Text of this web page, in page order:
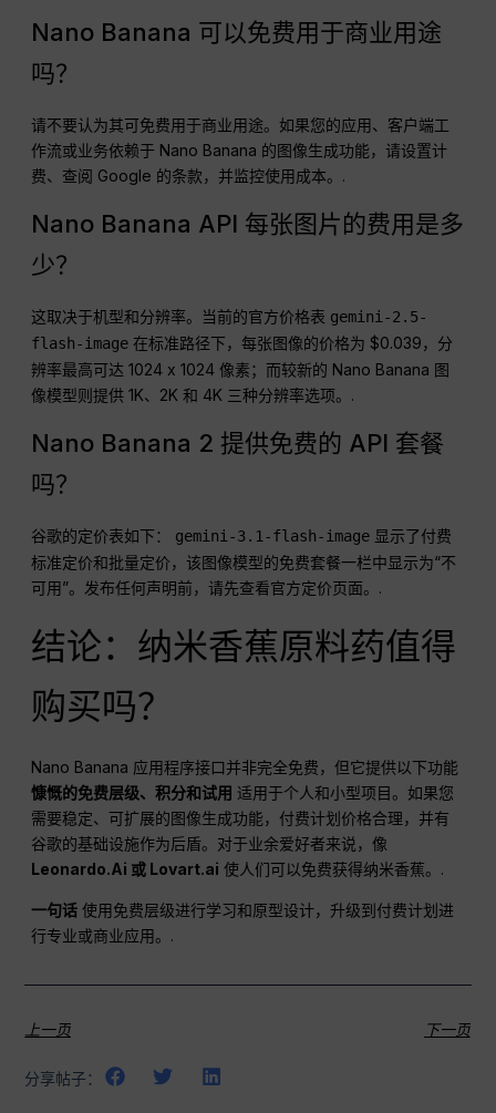
Nano Banana 可以免费用于商业用途
吗？
请不要认为其可免费用于商业用途。如果您的应用、客户端工
作流或业务依赖于 Nano Banana 的图像生成功能，请设置计
费、查阅 Google 的条款，并监控使用成本。.
Nano Banana API 每张图片的费用是多
少？
这取决于机型和分辨率。当前的官方价格表 gemini-2.5-
flash-image 在标准路径下，每张图像的价格为 $0.039，分
辨率最高可达 1024 x 1024 像素；而较新的 Nano Banana 图
像模型则提供 1K、2K 和 4K 三种分辨率选项。.
Nano Banana 2 提供免费的 API 套餐
吗？
谷歌的定价表如下： gemini-3.1-flash-image 显示了付费
标准定价和批量定价，该图像模型的免费套餐一栏中显示为“不
可用”。发布任何声明前，请先查看官方定价页面。.
结论：纳米香蕉原料药值得
购买吗？
Nano Banana 应用程序接口并非完全免费，但它提供以下功能
慷慨的免费层级、积分和试用 适用于个人和小型项目。如果您
需要稳定、可扩展的图像生成功能，付费计划价格合理，并有
谷歌的基础设施作为后盾。对于业余爱好者来说，像
Leonardo.Ai 或 Lovart.ai 使人们可以免费获得纳米香蕉。.
一句话 使用免费层级进行学习和原型设计，升级到付费计划进
行专业或商业应用。.
上一页 下一页
分享帖子：